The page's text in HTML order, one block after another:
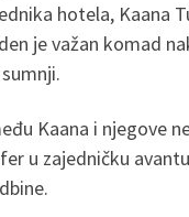
hotela, Kaana
je važan komad
Kaana i njegove
u zajedničku